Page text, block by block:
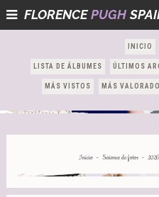
FLORENCE PUGH
INICIO
LISTA DE ÁLBUMES ÚLTIMOS
MÁS VISTOS MÁS
Inicio - Sesiones de fotos - 2026